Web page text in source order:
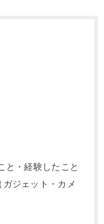
と・経験したこと
ジェット・カメ